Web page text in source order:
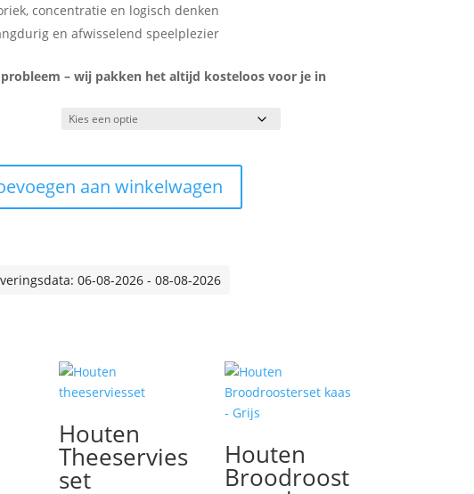
concentratie en logisch denken
en afwisselend speelplezier
probleem – wij pakken het altijd kosteloos voor je in
aan winkelwagen
06-08-2026 - 08-08-2026
Houten
Theeservies
set
Houten
Broodroost